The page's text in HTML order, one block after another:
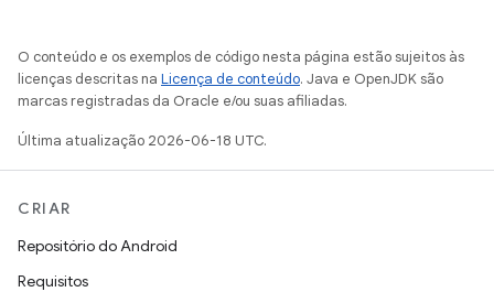
O conteúdo e os exemplos de código nesta página estão sujeitos às
licenças descritas na Licença de conteúdo. Java e OpenJDK são
marcas registradas da Oracle e/ou suas afiliadas.
Última atualização 2026-06-18 UTC.
CRIAR
Repositório do Android
Requisitos